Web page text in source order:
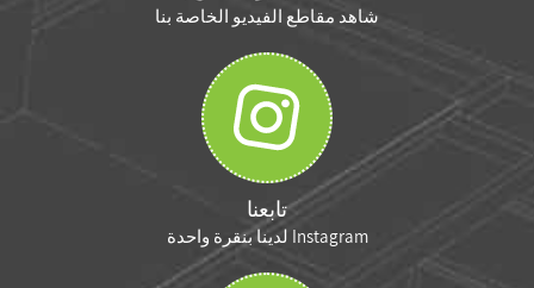
شاهد مقاطع الفيديو الخاصة بنا
تابعنا
Instagram لدينا بنقرة واحدة